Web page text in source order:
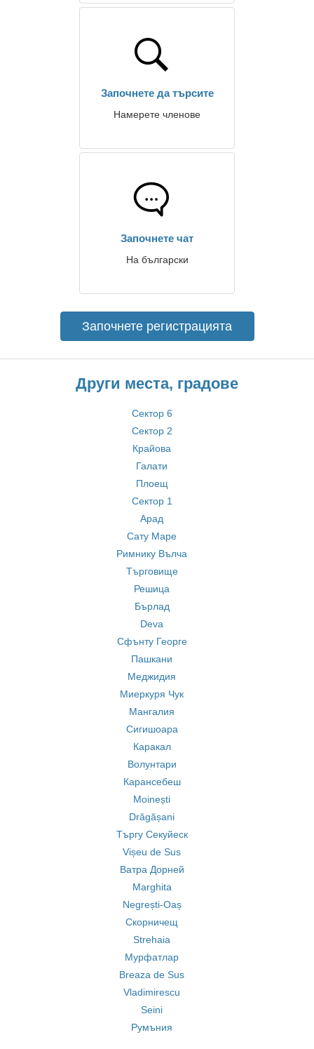
Започнете да търсите
Намерете членове
Започнете чат
На български
Започнете регистрацията
Други места, градове
Сектор 6
Сектор 2
Крайова
Галати
Плоещ
Сектор 1
Арад
Сату Маре
Римнику Вълча
Търговище
Решица
Бърлад
Deva
Сфънту Георге
Пашкани
Меджидия
Миеркуря Чук
Мангалия
Сигишоара
Каракал
Волунтари
Карансебеш
Moinești
Drăgășani
Търгу Секуйеск
Vișeu de Sus
Ватра Дорней
Marghita
Negrești-Oaș
Скорничещ
Strehaia
Мурфатлар
Breaza de Sus
Vladimirescu
Seini
Румъния